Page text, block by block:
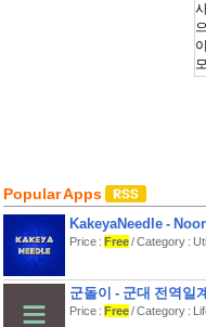
Popular Apps
KakeyaNeedle -
Price : Free/ Category :
군돌이 - 군대 전역일
Price : Free/ Category :